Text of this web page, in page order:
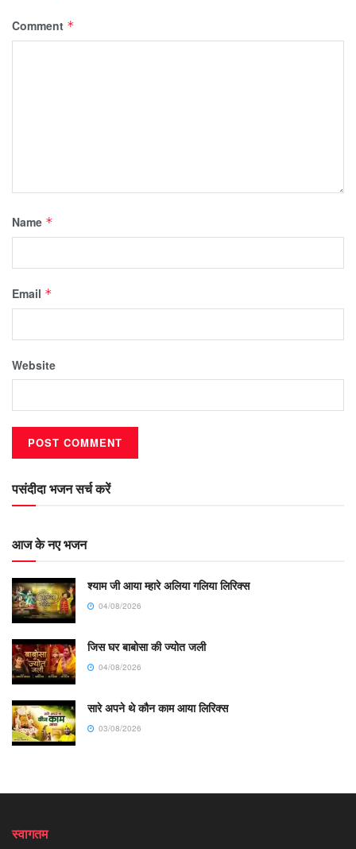
Comment *
Name *
Email *
Website
पसंदीदा भजन सर्च करें
आज के नए भजन
श्याम जी आया म्हारे अलिया गलिया लिरिक्स
04/08/2026
जिस घर बाबोसा की ज्योत जली
04/08/2026
सारे अपने थे कौन काम आया लिरिक्स
03/08/2026
स्वागतम